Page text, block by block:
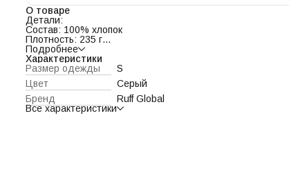
О товаре
Детали:
Состав: 100% хлопок
Плотность: 235 г
Свободный крой
Контрастные швы
Брюки украшены вышивкой с логотипом бренда
Цвет:
Тёмно-серый
Подробнее
Характеристики
Размер одежды
S
Цвет
Серый
Бренд
Ruff Global
Все характеристики